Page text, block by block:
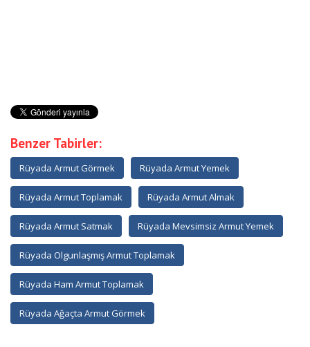
Benzer Tabirler:
Rüyada Armut Görmek Rüyada Armut Yemek
Rüyada Armut Toplamak Rüyada Armut Almak
Rüyada Armut Satmak Rüyada Mevsimsiz Armut Yemek
Rüyada Olgunlaşmış Armut Toplamak
Rüyada Ham Armut Toplamak
Rüyada Ağaçta Armut Görmek